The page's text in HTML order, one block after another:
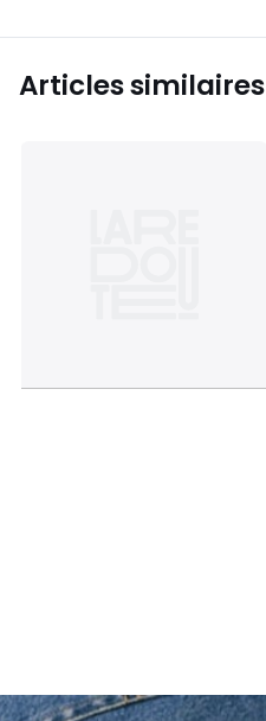
Articles similaires